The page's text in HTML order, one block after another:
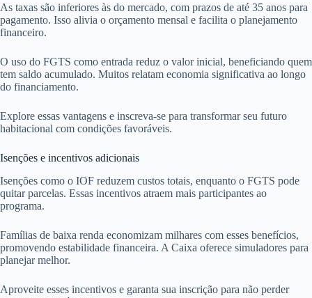
As taxas são inferiores às do mercado, com prazos de até 35 anos para
pagamento. Isso alivia o orçamento mensal e facilita o planejamento
financeiro.
O uso do FGTS como entrada reduz o valor inicial, beneficiando quem
tem saldo acumulado. Muitos relatam economia significativa ao longo
do financiamento.
Explore essas vantagens e inscreva-se para transformar seu futuro
habitacional com condições favoráveis.
Isenções e incentivos adicionais
Isenções como o IOF reduzem custos totais, enquanto o FGTS pode
quitar parcelas. Essas incentivos atraem mais participantes ao
programa.
Famílias de baixa renda economizam milhares com esses benefícios,
promovendo estabilidade financeira. A Caixa oferece simuladores para
planejar melhor.
Aproveite esses incentivos e garanta sua inscrição para não perder